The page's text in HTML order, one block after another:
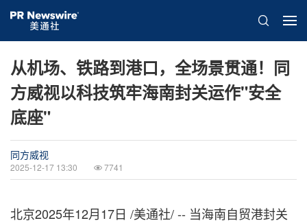
从机场、铁路到港口，全场景贯通！同
方威视以科技筑牢海南封关运作"安全
底座"
同方威视
2025-12-17 13:30 7741
北京2025年12月17日 /美通社/ -- 当海南自贸港封关